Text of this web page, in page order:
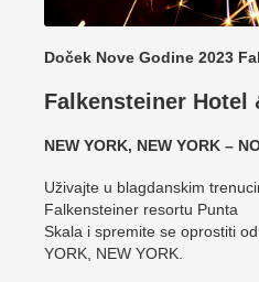
Doček Nove Godine 2023
Falkensteiner Hotel
NEW YORK, NEW YORK –
Uživajte u blagdanskim
Falkensteiner resortu Punta
Skala i spremite se oprostiti
YORK, NEW YORK.